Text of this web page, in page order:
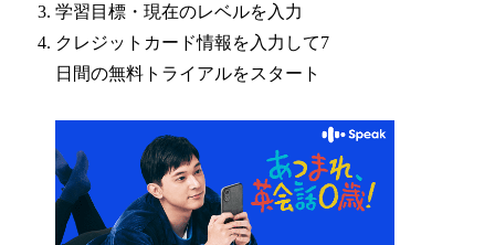
学習目標・現在のレベルを入力
クレジットカード情報を入力して7
日間の無料トライアルをスタート